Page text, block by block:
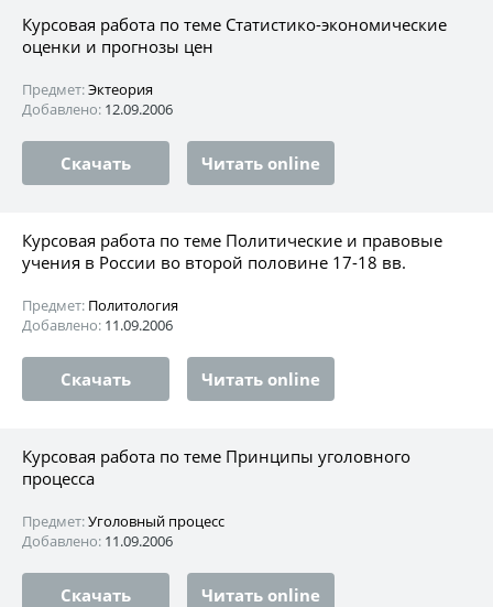
Курсовая работа по теме Статистико-экономические
оценки и прогнозы цен
Предмет:Эктеория
Добавлено: 12.09.2006
Скачать Читать online
Курсовая работа по теме Политические и правовые
учения в России во второй половине 17-18 вв.
Предмет: Политология
Добавлено: 11.09.2006
Скачать Читать online
Курсовая работа по теме Принципы уголовного
процесса
Предмет:Уголовный процесс
Добавлено: 11.09.2006
Скачать Читать online